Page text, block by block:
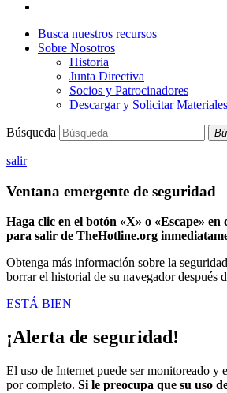
Busca nuestros recursos
Sobre Nosotros
Historia
Junta Directiva
Socios y Patrocinadores
Descargar y Solicitar Materiales
Búsqueda
salir
Ventana emergente de seguridad
Haga clic en el botón «X» o «Escape»
para salir de TheHotline.org
Obtenga más información sobre la
borrar el historial de su navegador después
ESTÁ BIEN
¡Alerta de seguridad!
El uso de Internet puede ser monitoreado y
por completo. Si le preocupa que su uso